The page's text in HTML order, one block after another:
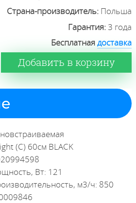
Страна-производитель: Польша
Гарантия:3 года
Бесплатнаядоставка
Добавить в корзину
(C) 60см BLACK
Вт: 121
м3/ч: 850